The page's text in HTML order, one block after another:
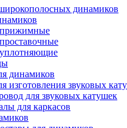
динамиков
динамиков
изготовления звуковых
для звуковых катушек
для каркасов